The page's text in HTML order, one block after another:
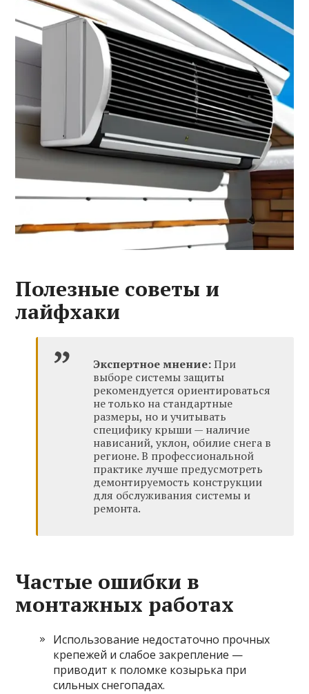
Полезные советы и
лайфхаки
Экспертное мнение:При
выборе системы защиты
рекомендуется ориентироваться
не только на стандартные
размеры, но и учитывать
специфику крыши — наличие
нависаний, уклон, обилие снега в
регионе. В профессиональной
практике лучше предусмотреть
демонтируемость конструкции
для обслуживания системы и
ремонта.
Частые ошибки в
монтажных работах
Использование недостаточно прочных
крепежей и слабое закрепление —
приводит к поломке козырька при
сильных снегопадах.